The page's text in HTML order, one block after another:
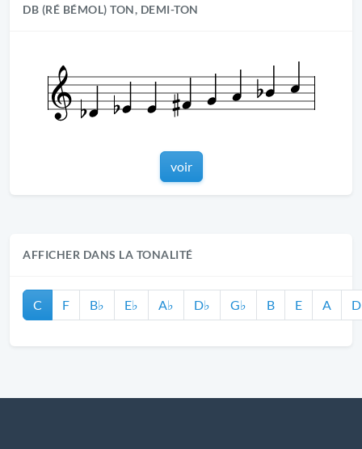
DB (RÉ BÉMOL) TON, DEMI-TON
voir
AFFICHER DANS LA TONALITÉ
C F B♭ E♭ A♭ D♭ G♭ B E A D